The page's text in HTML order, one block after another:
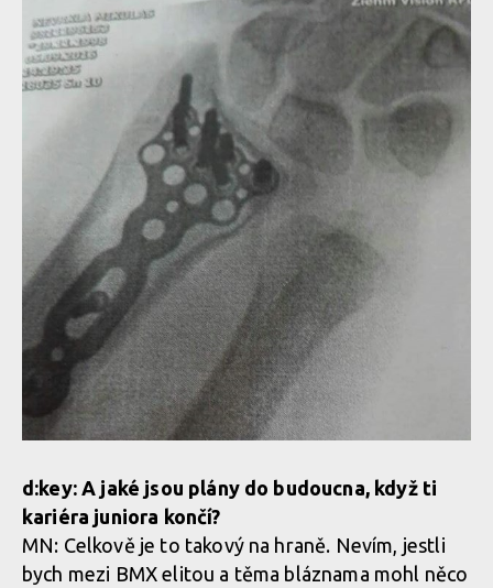
d:key: A jaké jsou plány do budoucna, když ti
kariéra juniora končí?
MN: Celkově je to takový na hraně. Nevím, jestli
bych mezi BMX elitou a těma bláznama mohl něco